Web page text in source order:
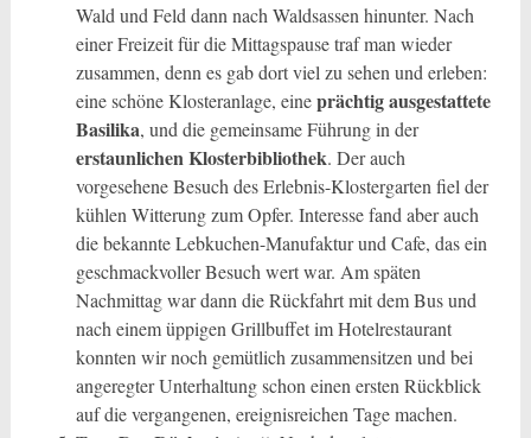
Wald und Feld dann nach Waldsassen hinunter. Nach
einer Freizeit für die Mittagspause traf man wieder
zusammen, denn es gab dort viel zu sehen und erleben:
eine schöne Klosteranlage, eineprächtig ausgestattete
Basilika, und die gemeinsame Führung in der
erstaunlichen Klosterbibliothek. Der auch
vorgesehene Besuch des Erlebnis-Klostergarten fiel der
kühlen Witterung zum Opfer. Interesse fand aber auch
die bekannte Lebkuchen-Manufaktur und Cafe, das ein
geschmackvoller Besuch wert war. Am späten
Nachmittag war dann die Rückfahrt mit dem Bus und
nach einem üppigen Grillbuffet im Hotelrestaurant
konnten wir noch gemütlich zusammensitzen und bei
angeregter Unterhaltung schon einen ersten Rückblick
auf die vergangenen, ereignisreichen Tage machen.